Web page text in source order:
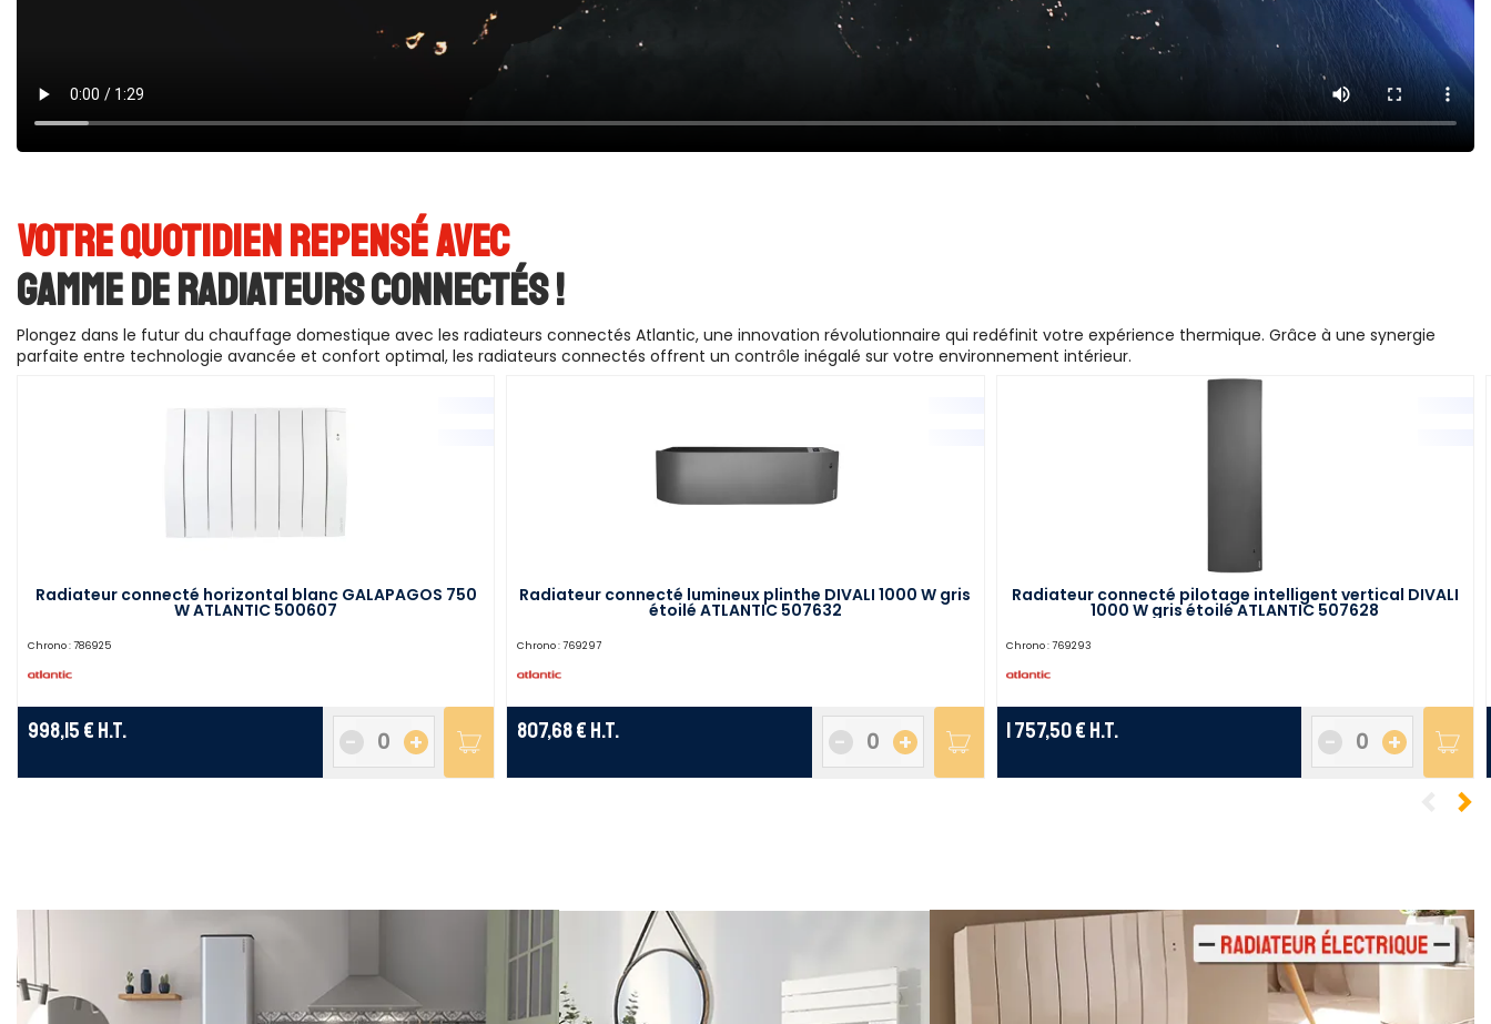
VOTRE QUOTIDIEN REPENSÉ AVEC
GAMME DE RADIATEURS CONNECTÉS !
Plongez dans le futur du chauffage domestique avec les radiateurs connectés Atlantic, une innovation révolutionnaire qui redéfinit votre expérience thermique. Grâce à une synergie
parfaite entre technologie avancée et confort optimal, les radiateurs connectés offrent un contrôle inégalé sur votre environnement intérieur.
Radiateur connecté horizontal blanc GALAPAGOS 750
W ATLANTIC 500607
Chrono :786925
998,15 € H.T. +
-
Radiateur connecté lumineux plinthe DIVALI 1000 W gris
étoilé ATLANTIC 507632
Chrono :769297
807,68 € H.T. +
-
Radiateur connecté pilotage intelligent vertical DIVALI
1000 W gris étoilé ATLANTIC 507628
Chrono : 769293
1 757,50 € H.T. +
-